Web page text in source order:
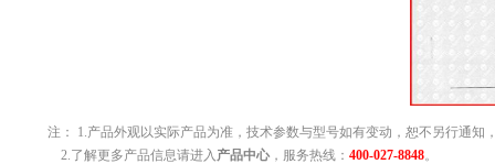
注： 1.产品外观以实际产品为准，技术参数与型号如有变动，恕不另行通知
2.了解更多产品信息请进入 产品中心 ，服务热线： 400-027-8848。